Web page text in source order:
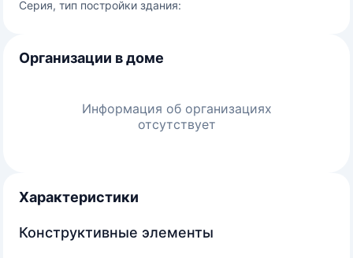
Серия, тип постройки здания:
Организации в доме
Информация об организациях
отсутствует
Характеристики
Конструктивные элементы